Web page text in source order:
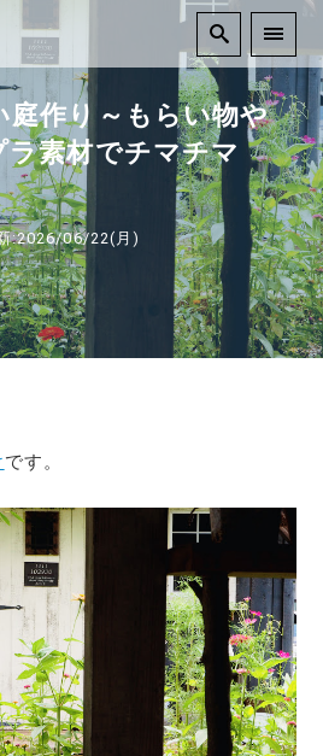
庭作り～もらい物や
素材でチマチマ
:2026/06/22(月)
です。